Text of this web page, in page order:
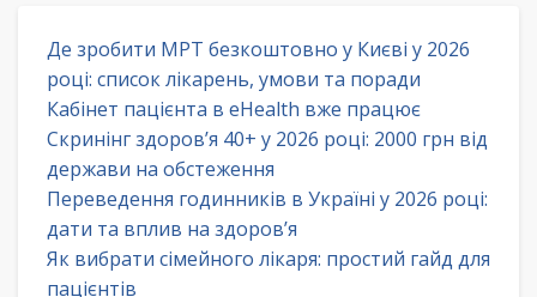
Де зробити МРТ безкоштовно у Києві у 2026
році: список лікарень, умови та поради
Кабінет пацієнта в eHealth вже працює
Скринінг здоров’я 40+ у 2026 році: 2000 грн від
держави на обстеження
Переведення годинників в Україні у 2026 році:
дати та вплив на здоров’я
Як вибрати сімейного лікаря: простий гайд для
пацієнтів